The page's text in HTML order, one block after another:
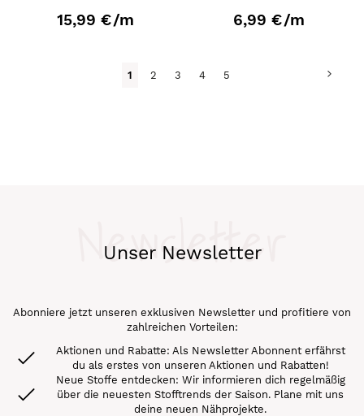
15,99 €/m 6,99 €/m
Du
1 Seite
2 Seite
3 Seite
4 Seite
5
Unser Newsletter
Newsletter
Abonniere jetzt unseren exklusiven Newsletter und profitiere von
zahlreichen Vorteilen:
Aktionen und Rabatte: Als Newsletter Abonnent erfährst
du als erstes von unseren Aktionen und Rabatten!
Neue Stoffe entdecken: Wir informieren dich regelmäßig
über die neuesten Stofftrends der Saison. Plane mit uns
deine neuen Nähprojekte.